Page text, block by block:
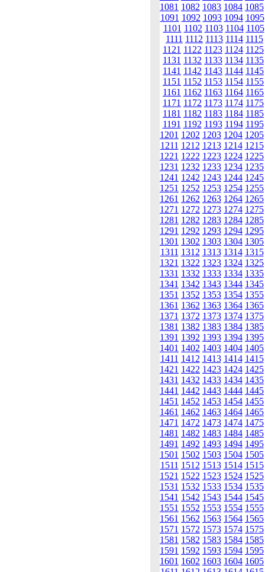
1081 1082 1083 1084 1085
1091 1092 1093 1094 1095
1101 1102 1103 1104 1105
1111 1112 1113 1114 1115
1121 1122 1123 1124 1125
1131 1132 1133 1134 1135
1141 1142 1143 1144 1145
1151 1152 1153 1154 1155
1161 1162 1163 1164 1165
1171 1172 1173 1174 1175
1181 1182 1183 1184 1185
1191 1192 1193 1194 1195
1201 1202 1203 1204 1205
1211 1212 1213 1214 1215
1221 1222 1223 1224 1225
1231 1232 1233 1234 1235
1241 1242 1243 1244 1245
1251 1252 1253 1254 1255
1261 1262 1263 1264 1265
1271 1272 1273 1274 1275
1281 1282 1283 1284 1285
1291 1292 1293 1294 1295
1301 1302 1303 1304 1305
1311 1312 1313 1314 1315
1321 1322 1323 1324 1325
1331 1332 1333 1334 1335
1341 1342 1343 1344 1345
1351 1352 1353 1354 1355
1361 1362 1363 1364 1365
1371 1372 1373 1374 1375
1381 1382 1383 1384 1385
1391 1392 1393 1394 1395
1401 1402 1403 1404 1405
1411 1412 1413 1414 1415
1421 1422 1423 1424 1425
1431 1432 1433 1434 1435
1441 1442 1443 1444 1445
1451 1452 1453 1454 1455
1461 1462 1463 1464 1465
1471 1472 1473 1474 1475
1481 1482 1483 1484 1485
1491 1492 1493 1494 1495
1501 1502 1503 1504 1505
1511 1512 1513 1514 1515
1521 1522 1523 1524 1525
1531 1532 1533 1534 1535
1541 1542 1543 1544 1545
1551 1552 1553 1554 1555
1561 1562 1563 1564 1565
1571 1572 1573 1574 1575
1581 1582 1583 1584 1585
1591 1592 1593 1594 1595
1601 1602 1603 1604 1605